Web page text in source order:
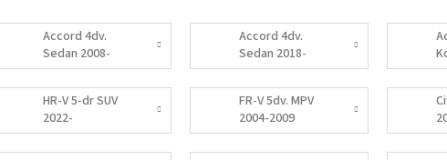
Accord 4dv.
Sedan 2008-
2014
Accord 4dv.
Sedan 2018-
HR-V 5-dr SUV
2022-
FR-V 5dv. MPV
2004-2009